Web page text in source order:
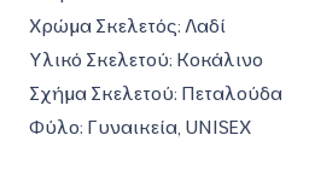
182,00€.
Χρώμα Σκελετός: Λαδί
Υλικό Σκελετού: Κοκάλινο
Σχήμα Σκελετού: Πεταλούδα
Φύλο: Γυναικεία, UNISEX